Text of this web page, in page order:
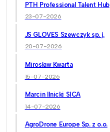
PTH Professional Talent Hub
23-07-2026
JS GLOVES Szewczyk sp. j.
20-07-2026
Mirosław Kwarta
15-07-2026
Marcin Ilnicki SICA
14-07-2026
AgroDrone Europe Sp. z o.o.